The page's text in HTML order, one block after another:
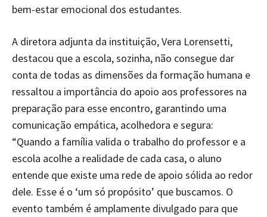
bem-estar emocional dos estudantes.
A diretora adjunta da instituição,Vera Lorensetti,
destacou que a escola, sozinha, não consegue dar
conta de todas as dimensões da formação humana e
ressaltou a importância do apoio aos professores na
preparação para esse encontro, garantindo uma
comunicação empática, acolhedora e segura:
“Quando a família valida o trabalho do professor e a
escola acolhe a realidade de cada casa, o aluno
entende que existe uma rede de apoio sólida ao redor
dele. Esse é o ‘um só propósito’ que buscamos. O
evento também é amplamente divulgado para que